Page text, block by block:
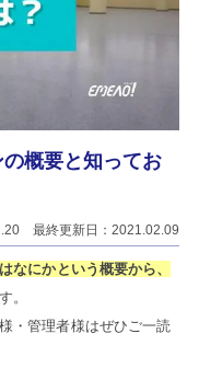
概要と知ってお
最終更新日：2021.02.09
なにかという概要から、
。
・管理者様はぜひご一読